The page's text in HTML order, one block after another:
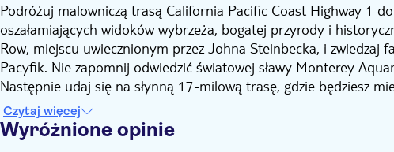
Podróżuj malowniczą trasą California Pacific Coast Highway 1
oszałamiających widoków wybrzeża, bogatej przyrody i
Row, miejscu uwiecznionym przez Johna Steinbecka, i zwiedzaj
Pacyfik. Nie zapomnij odwiedzić światowej sławy Monterey
Następnie udaj się na słynną 17-milową trasę, gdzie będziesz
przystankami na zdjęcia wzdłuż tej malowniczej trasy.
gdzie będziesz mieć mnóstwo czasu na spacer po tym uroczym
piękną architekturą.
Czytaj więcej
Wyróżnione opinie